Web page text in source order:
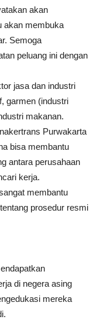
akan
akan membuka
Semoga
peluang ini dengan
jasa dan industri
garmen (industri
makanan.
Purwakarta
bisa membantu
antara perusahaan
kerja.
membantu
prosedur resmi
di negera asing
mereka